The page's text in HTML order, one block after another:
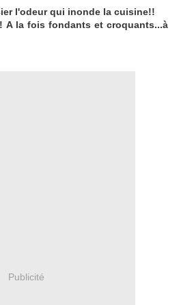
l'odeur qui inonde la cuisine!!
A la fois fondants et croquants...à
Publicité